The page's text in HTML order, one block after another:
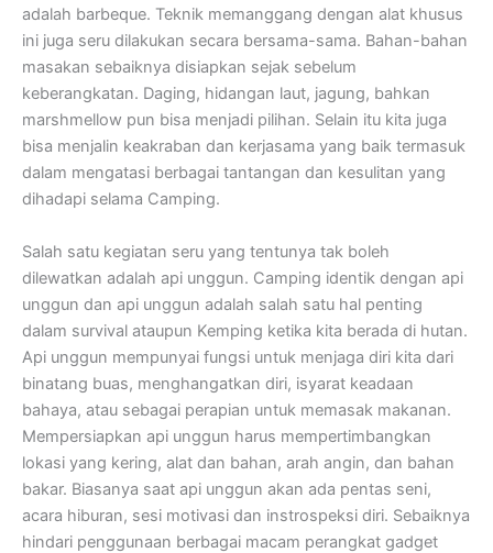
adalah barbeque. Teknik memanggang dengan alat khusus
ini juga seru dilakukan secara bersama-sama. Bahan-bahan
masakan sebaiknya disiapkan sejak sebelum
keberangkatan. Daging, hidangan laut, jagung, bahkan
marshmellow pun bisa menjadi pilihan. Selain itu kita juga
bisa menjalin keakraban dan kerjasama yang baik termasuk
dalam mengatasi berbagai tantangan dan kesulitan yang
dihadapi selama Camping.
Salah satu kegiatan seru yang tentunya tak boleh
dilewatkan adalah api unggun. Camping identik dengan api
unggun dan api unggun adalah salah satu hal penting
dalam survival ataupun Kemping ketika kita berada di hutan.
Api unggun mempunyai fungsi untuk menjaga diri kita dari
binatang buas, menghangatkan diri, isyarat keadaan
bahaya, atau sebagai perapian untuk memasak makanan.
Mempersiapkan api unggun harus mempertimbangkan
lokasi yang kering, alat dan bahan, arah angin, dan bahan
bakar. Biasanya saat api unggun akan ada pentas seni,
acara hiburan, sesi motivasi dan instrospeksi diri. Sebaiknya
hindari penggunaan berbagai macam perangkat gadget